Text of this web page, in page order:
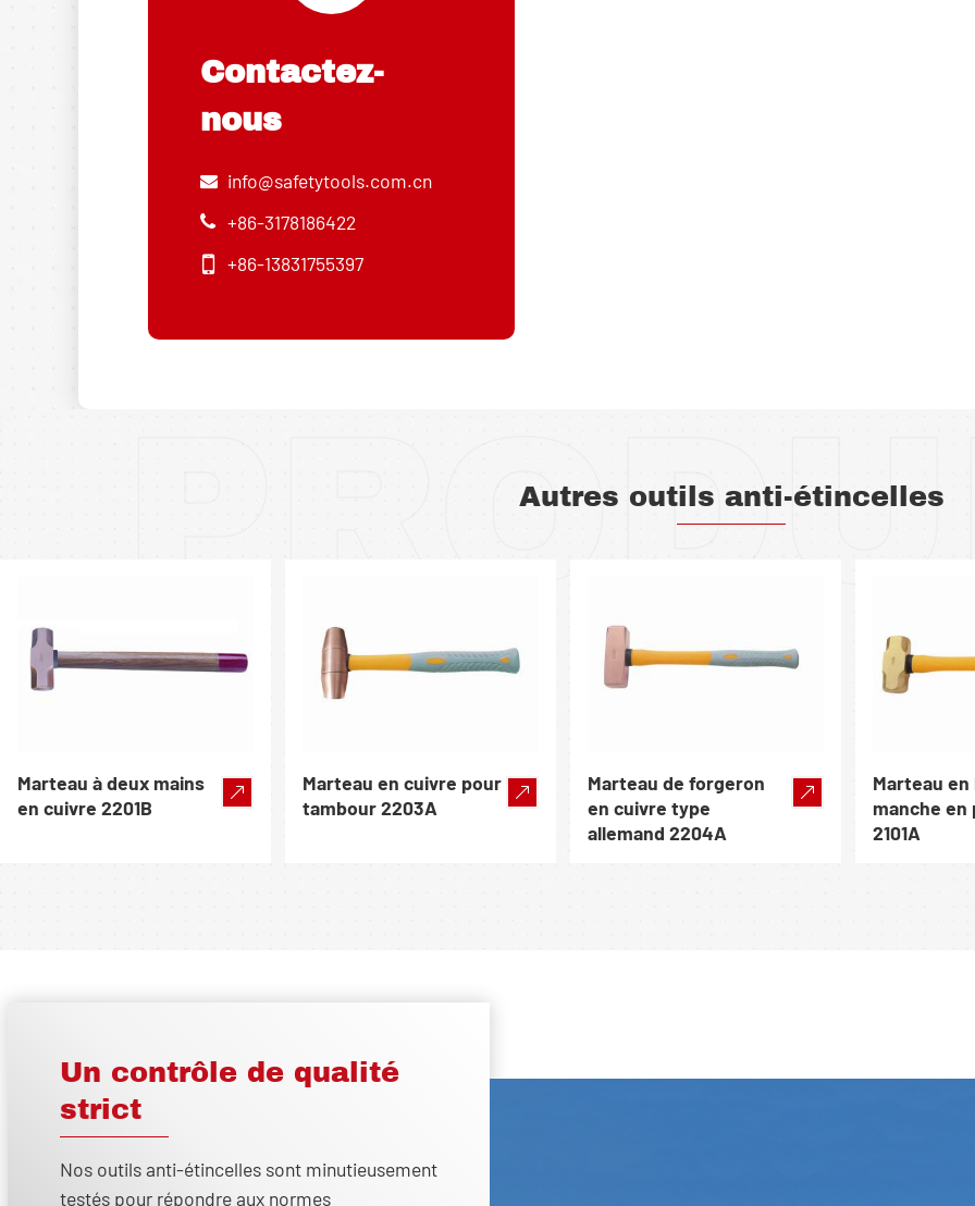
Contactez-
nous
info@safetytools.com.cn
+86-3178186422
+86-13831755397
Autres outils anti-étincelles
Marteau à deux mains
en cuivre 2201B
Marteau en cuivre pour
tambour 2203A
Marteau de forgeron
en cuivre type
allemand 2204A
Marteau
manche en
2101A
Un contrôle de qualité
strict
Nos outils anti-étincelles sont minutieusement
testés pour répondre aux normes